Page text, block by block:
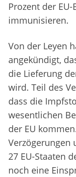
Prozent der
immunisieren.
Von der Leyen
angekündigt,
die Lieferung
wird. Teil des
dass die
wesentlichen
der EU
Verzögerungen
27 EU-Staaten
noch eine